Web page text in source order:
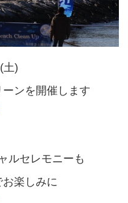
土)
ンを開催します
ルセレモニーも
楽しみに